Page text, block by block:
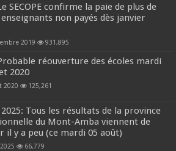
SECOPE confirme la paie de plus de
enseignants non payés dès janvier
2019 931,895
réouverture des écoles mardi
2020
2020 125,261
Tous les résultats de la province
du Mont-Amba viennent de
il y a peu (ce mardi 05 août)
66,779